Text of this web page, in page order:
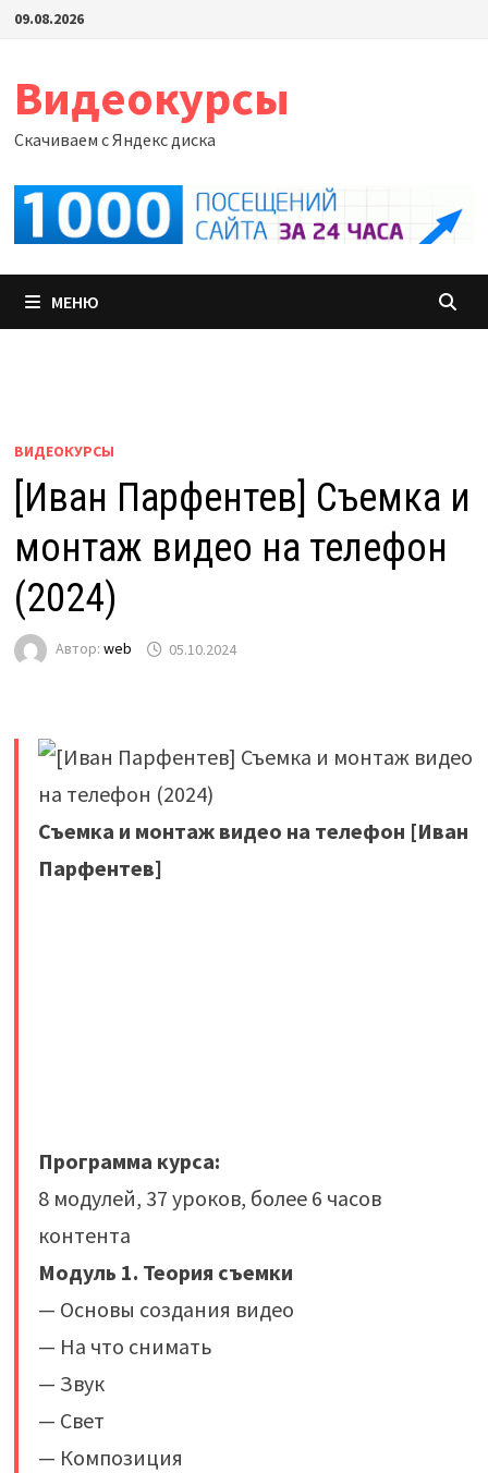
Перейти
09.08.2026
Видеокурсы
Скачиваем с Яндекс диска
МЕНЮ
ВИДЕОКУРСЫ
[Иван Парфентев] Съемка и
монтаж видео на телефон
(2024)
Автор: web 05.10.2024
Съемка и монтаж видео на телефон [Иван
Парфентев]
Программа курса:
8 модулей, 37 уроков, более 6 часов
контента
Модуль 1. Теория съемки
— Основы создания видео
— На что снимать
— Звук
— Свет
— Композиция